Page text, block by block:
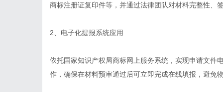
商标注册证复印件等，并通过法律团队对材料完整性、
2、电子化提报系统应用
依托国家知识产权局商标网上服务系统，实现申请文件
作，确保在材料预审通过后可立即完成在线填报，避免